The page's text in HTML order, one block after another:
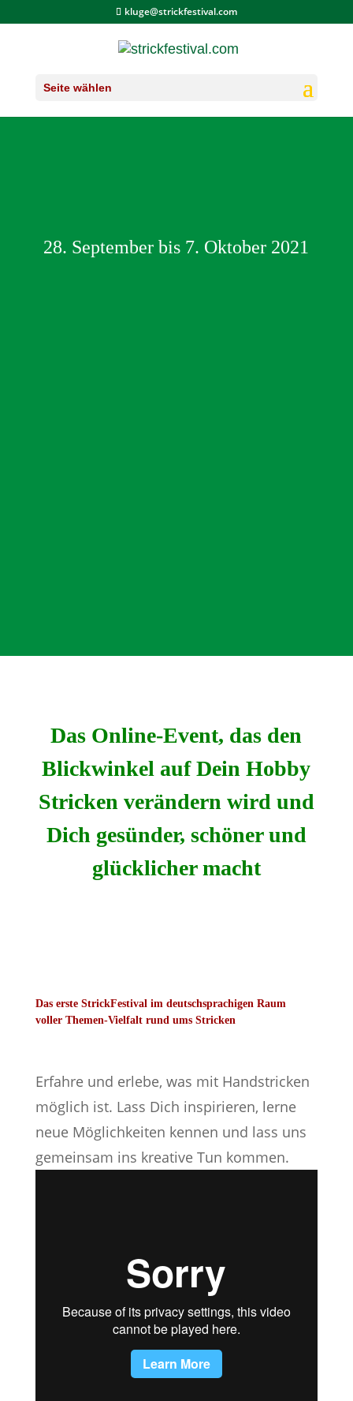
kluge@strickfestival.com
Seite wählen
28. September bis 7. Oktober 2021
Das Online-Event, das den
Blickwinkel auf Dein Hobby
Stricken verändern wird und
Dich gesünder, schöner und
glücklicher macht
Das erste StrickFestival im deutschsprachigen Raum
voller Themen-Vielfalt rund ums Stricken
Erfahre und erlebe, was mit Handstricken
möglich ist. Lass Dich inspirieren, lerne
neue Möglichkeiten kennen und lass uns
gemeinsam ins kreative Tun kommen.